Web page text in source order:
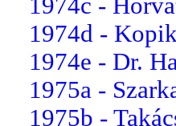
1974d -
1974e - Dr.
1975a -
1975b -